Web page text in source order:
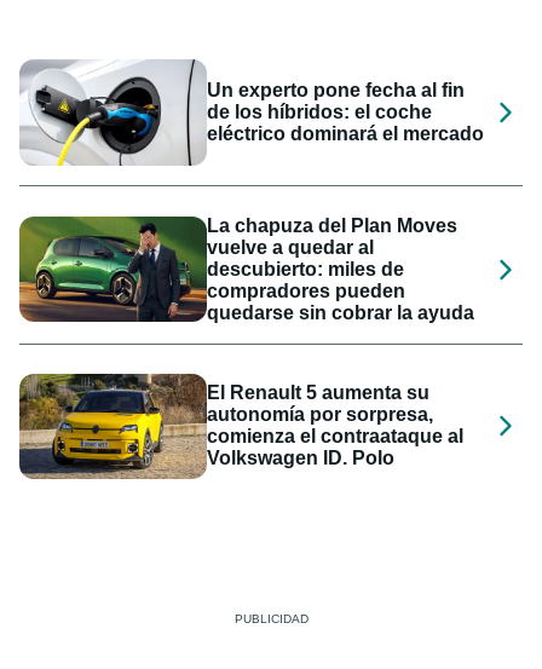
Un experto pone fecha al fin
de los híbridos: el coche
eléctrico dominará el mercado
La chapuza del Plan Moves
vuelve a quedar al
descubierto: miles de
compradores pueden
quedarse sin cobrar la ayuda
El Renault 5 aumenta su
autonomía por sorpresa,
comienza el contraataque al
Volkswagen ID. Polo